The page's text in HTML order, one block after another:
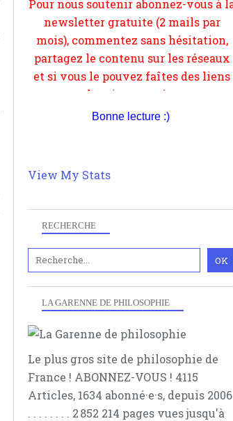
RECHERCHE
LA GARENNE DE PHILOSOPHIE
Le plus gros site de philosophie de
France ! ABONNEZ-VOUS ! 4115
Articles, 1634 abonné·e·s, depuis 2006
. . . . . . . . 2 852 214 pages vues jusqu'à
et si vous le pouvez faîtes des liens
depuis votre site.
Bonne lecture :)
View My Stats